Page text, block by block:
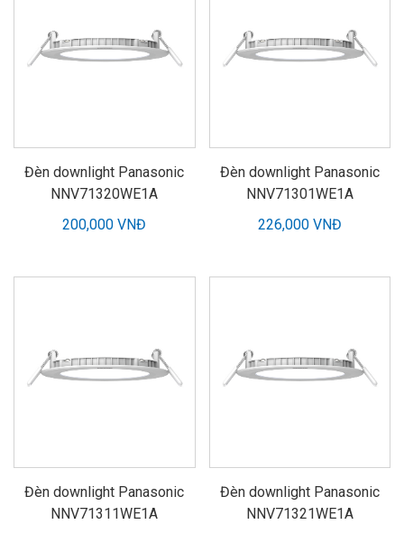
Đèn downlight Panasonic
NNV71320WE1A
200,000 VNĐ
Đèn downlight Panasonic
NNV71301WE1A
226,000 VNĐ
Đèn downlight Panasonic
NNV71311WE1A
Đèn downlight Panasonic
NNV71321WE1A